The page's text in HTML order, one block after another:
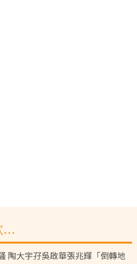
...
陶大宇孖吳啟華張兆輝「倒轉地